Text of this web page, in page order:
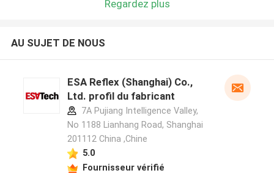
Regardez plus
AU SUJET DE NOUS
ESA Reflex (Shanghai) Co.,
Ltd. profil du fabricant
7A Pujiang Intelligence Valley,
No 1188 Lianhang Road, Shanghai
201112 China ,Chine
5.0
Fournisseur vérifié